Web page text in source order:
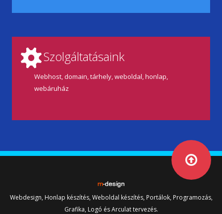
Szolgáltatásaink
Webhost, domain, tárhely, weboldal, honlap,
webáruház
Webdesign, Honlap készítés, Weboldal készítés, Portálok, Programozás,
Grafika, Logó és Arculat tervezés.